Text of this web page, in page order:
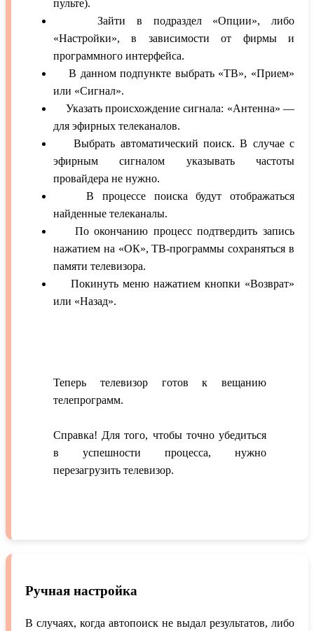
пульте).
Зайти в подраздел «Опции», либо
«Настройки», в зависимости от фирмы и
программного интерфейса.
В данном подпункте выбрать «ТВ», «Прием»
или «Сигнал».
Указать происхождение сигнала: «Антенна» —
для эфирных телеканалов.
Выбрать автоматический поиск. В случае с
эфирным сигналом указывать частоты
провайдера не нужно.
В процессе поиска будут отображаться
найденные телеканалы.
По окончанию процесс подтвердить запись
нажатием на «ОК», ТВ-программы сохраняться в
памяти телевизора.
Покинуть меню нажатием кнопки «Возврат»
или «Назад».
Теперь телевизор готов к вещанию
телепрограмм.
Справка! Для того, чтобы точно убедиться
в успешности процесса, нужно
перезагрузить телевизор.
Ручная настройка
В случаях, когда автопоиск не выдал результатов, либо